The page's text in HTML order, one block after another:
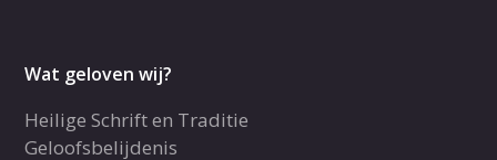
Wat geloven wij?
Heilige Schrift en Traditie
Geloofsbelijdenis